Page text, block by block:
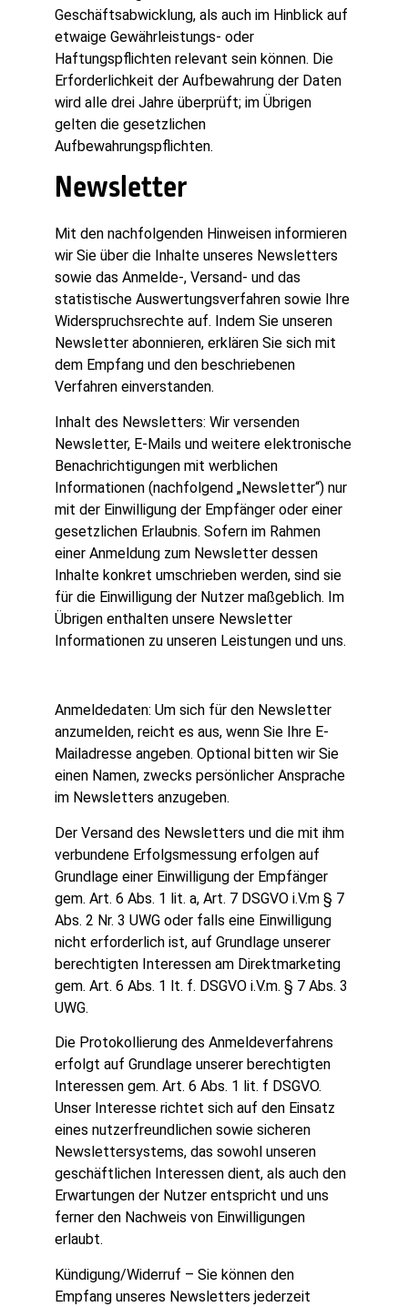
Geschäftsabwicklung, als auch im Hinblick auf
etwaige Gewährleistungs- oder
Haftungspflichten relevant sein können. Die
Erforderlichkeit der Aufbewahrung der Daten
wird alle drei Jahre überprüft; im Übrigen
gelten die gesetzlichen
Aufbewahrungspflichten.
Newsletter
Mit den nachfolgenden Hinweisen informieren
wir Sie über die Inhalte unseres Newsletters
sowie das Anmelde-, Versand- und das
statistische Auswertungsverfahren sowie Ihre
Widerspruchsrechte auf. Indem Sie unseren
Newsletter abonnieren, erklären Sie sich mit
dem Empfang und den beschriebenen
Verfahren einverstanden.
Inhalt des Newsletters: Wir versenden
Newsletter, E-Mails und weitere elektronische
Benachrichtigungen mit werblichen
Informationen (nachfolgend „Newsletter“) nur
mit der Einwilligung der Empfänger oder einer
gesetzlichen Erlaubnis. Sofern im Rahmen
einer Anmeldung zum Newsletter dessen
Inhalte konkret umschrieben werden, sind sie
für die Einwilligung der Nutzer maßgeblich. Im
Übrigen enthalten unsere Newsletter
Informationen zu unseren Leistungen und uns.
Anmeldedaten: Um sich für den Newsletter
anzumelden, reicht es aus, wenn Sie Ihre E-
Mailadresse angeben. Optional bitten wir Sie
einen Namen, zwecks persönlicher Ansprache
im Newsletters anzugeben.
Der Versand des Newsletters und die mit ihm
verbundene Erfolgsmessung erfolgen auf
Grundlage einer Einwilligung der Empfänger
gem. Art. 6 Abs. 1 lit. a, Art. 7 DSGVO i.V.m § 7
Abs. 2 Nr. 3 UWG oder falls eine Einwilligung
nicht erforderlich ist, auf Grundlage unserer
berechtigten Interessen am Direktmarketing
gem. Art. 6 Abs. 1 lt. f. DSGVO i.V.m. § 7 Abs. 3
UWG.
Die Protokollierung des Anmeldeverfahrens
erfolgt auf Grundlage unserer berechtigten
Interessen gem. Art. 6 Abs. 1 lit. f DSGVO.
Unser Interesse richtet sich auf den Einsatz
eines nutzerfreundlichen sowie sicheren
Newslettersystems, das sowohl unseren
geschäftlichen Interessen dient, als auch den
Erwartungen der Nutzer entspricht und uns
ferner den Nachweis von Einwilligungen
erlaubt.
Kündigung/Widerruf – Sie können den
Empfang unseres Newsletters jederzeit